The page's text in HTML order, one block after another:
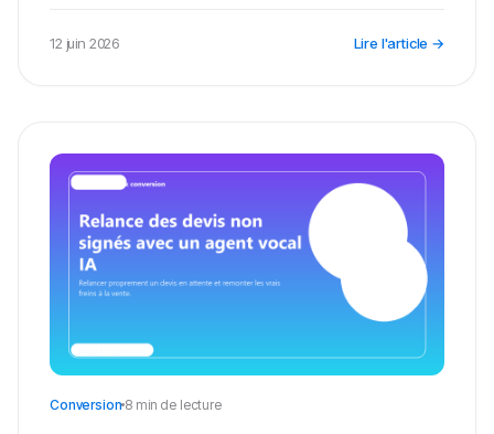
12 juin 2026 Lire l'article →
Conversion 8 min de lecture